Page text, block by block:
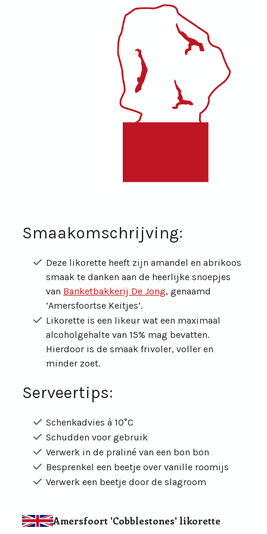
Smaakomschrijving:
Deze likorette heeft zijn amandel en abrikoos
smaak te danken aan de heerlijke snoepjes
van Banketbakkerij De Jong, genaamd
‘Amersfoortse Keitjes’.
Likorette is een likeur wat een maximaal
alcoholgehalte van 15% mag bevatten.
Hierdoor is de smaak frivoler, voller en
minder zoet.
Serveertips:
Schenkadvies à 10°C
Schudden voor gebruik
Verwerk in de praliné van een bon bon
Besprenkel een beetje over vanille roomijs
Verwerk een beetje door de slagroom
Amersfoort 'Cobblestones' likorette